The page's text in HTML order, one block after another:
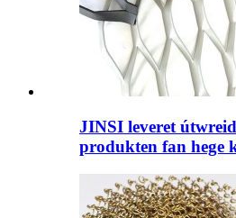
JINSI leveret
produkten fan hege